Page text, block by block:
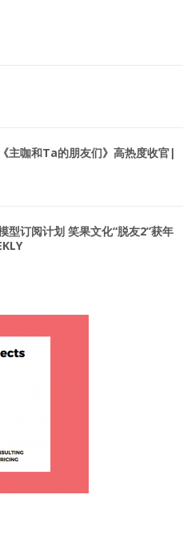
咖和Ta的朋友们》高热度收官|
订阅计划 笑果文化“脱友2”获年